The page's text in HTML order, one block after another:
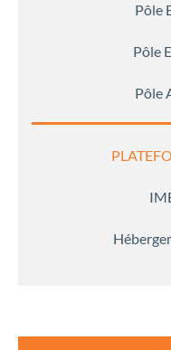
Pôle
Pôle
Pôle